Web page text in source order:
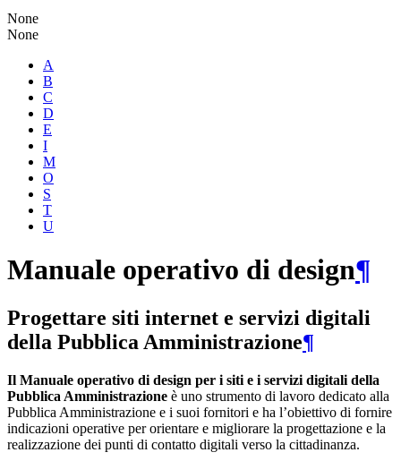
None
None
A
B
C
D
E
I
M
O
S
T
U
Manuale operativo di design¶
Progettare siti internet e servizi digitali
della Pubblica Amministrazione¶
Il Manuale operativo di design per i siti e i servizi digitali della
Pubblica Amministrazione è uno strumento di lavoro dedicato alla
Pubblica Amministrazione e i suoi fornitori e ha l’obiettivo di fornire
indicazioni operative per orientare e migliorare la progettazione e la
realizzazione dei punti di contatto digitali verso la cittadinanza.